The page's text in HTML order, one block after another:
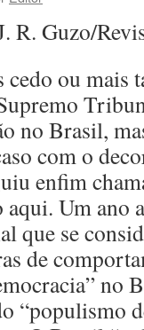
R. Guzo/
cedo ou
no Brasil,
com o
enfim
Um ano
que se
de
no
“populismo